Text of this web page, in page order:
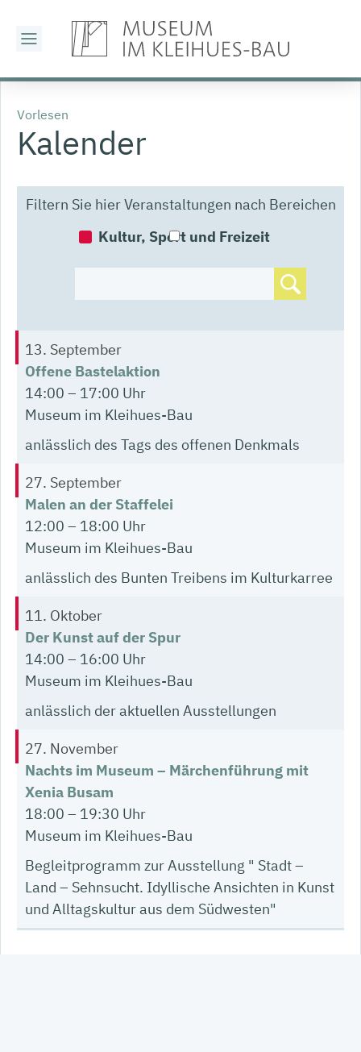
Vorlesen
Kalender
Filtern Sie hier Veranstaltungen nach Bereichen
Kultur, Sport und Freizeit
13. September
Offene Bastelaktion
14:00 – 17:00 Uhr
Museum im Kleihues-Bau
anlässlich des Tags des offenen Denkmals
Details
27. September
Malen an der Staffelei
12:00 – 18:00 Uhr
Museum im Kleihues-Bau
anlässlich des Bunten Treibens im Kulturkarree
Details
11. Oktober
Der Kunst auf der Spur
14:00 – 16:00 Uhr
Museum im Kleihues-Bau
anlässlich der aktuellen Ausstellungen
27. November
Nachts im Museum – Märchenführung mit
Xenia Busam
18:00 – 19:30 Uhr
Museum im Kleihues-Bau
Begleitprogramm zur Ausstellung " Stadt –
Land – Sehnsucht. Idyllische Ansichten in Kunst
und Alltagskultur aus dem Südwesten"